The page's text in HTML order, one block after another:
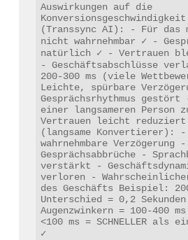
Auswirkungen auf die
(Transsync AI): - Für das
nicht wahrnehmbar ✓ -
natürlich ✓ - Vertrauen
- Geschäftsabschlüsse
200-300 ms (viele
Leichte, spürbare
Gesprächsrhythmus
einer langsameren Person
Vertrauen leicht reduziert
(langsame Konvertierer):
wahrnehmbare Verzögerung -
Gesprächsabbrüche -
verstärkt -
verloren -
des Geschäfts Beispiel:
Unterschied = 0,2
Augenzwinkern = 100-400
<100 ms = SCHNELLER als
✓